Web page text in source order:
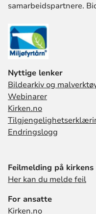
samarbeidspartnere.
Nyttige lenker
Bildearkiv og
Webinarer
Kirken.no
Endringslogg
Feilmelding på
Her kan du melde feil
For ansatte
Kirken.no